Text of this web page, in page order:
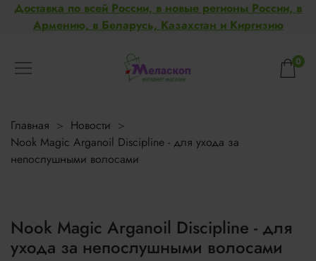
Доставка по всей России, в новые регионы России, в
Армению, в Беларусь, Казахстан и Киргизию
0
Главная
Новости
Nook Magic Arganoil Discipline - для ухода за
непослушными волосами
Nook Magic Arganoil Discipline - для
ухода за непослушными волосами